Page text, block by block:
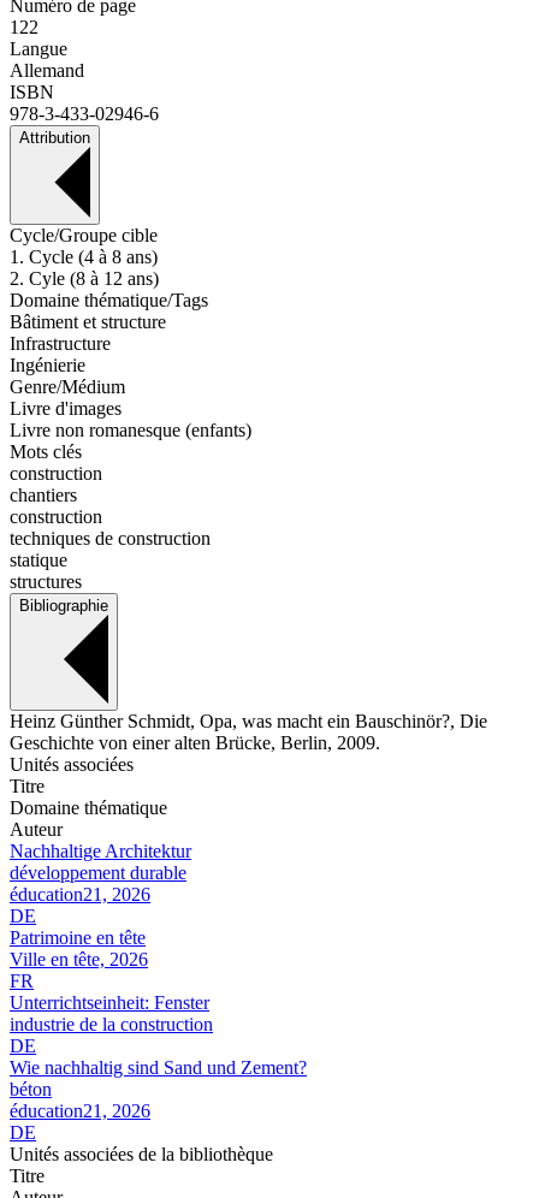
Numéro de page
122
Langue
Allemand
ISBN
978-3-433-02946-6
Attribution
Cycle/Groupe cible
1. Cycle (4 à 8 ans)
2. Cyle (8 à 12 ans)
Domaine thématique/Tags
Bâtiment et structure
Infrastructure
Ingénierie
Genre/Médium
Livre d'images
Livre non romanesque (enfants)
Mots clés
construction
chantiers
construction
techniques de construction
statique
structures
Bibliographie
Heinz Günther Schmidt, Opa, was macht ein Bauschinör?, Die
Geschichte von einer alten Brücke, Berlin, 2009.
Unités associées
Titre
Domaine thématique
Auteur
Nachhaltige Architektur
développement durable
éducation21, 2026
DE
Patrimoine en tête
Ville en tête, 2026
FR
Unterrichtseinheit: Fenster
industrie de la construction
DE
Wie nachhaltig sind Sand und Zement?
béton
éducation21, 2026
DE
Unités associées de la bibliothèque
Titre